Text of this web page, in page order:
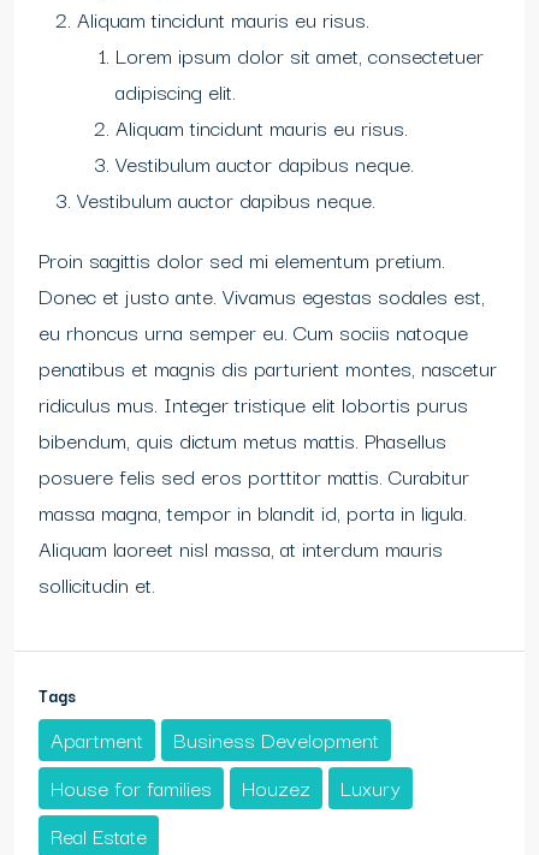
Aliquam tincidunt mauris eu risus.
Lorem ipsum dolor sit amet, consectetuer
adipiscing elit.
Aliquam tincidunt mauris eu risus.
Vestibulum auctor dapibus neque.
Vestibulum auctor dapibus neque.
Proin sagittis dolor sed mi elementum pretium.
Donec et justo ante. Vivamus egestas sodales est,
eu rhoncus urna semper eu. Cum sociis natoque
penatibus et magnis dis parturient montes, nascetur
ridiculus mus. Integer tristique elit lobortis purus
bibendum, quis dictum metus mattis. Phasellus
posuere felis sed eros porttitor mattis. Curabitur
massa magna, tempor in blandit id, porta in ligula.
Aliquam laoreet nisl massa, at interdum mauris
sollicitudin et.
Tags
Apartment
Business Development
House for families
Houzez
Luxury
Real Estate